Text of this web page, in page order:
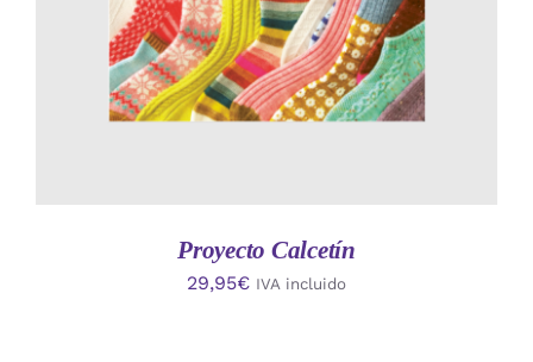
Proyecto Calcetín
29,95€ IVA incluido